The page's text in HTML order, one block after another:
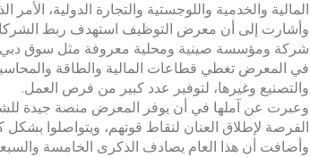
المالية والخدمية واللوجستية والتجارة الدولية،
شركة ومؤسسة صينية ومحلية معروفة مثل سوق دبي
في المعرض تغطي قطاعات المالية والطاقة والمحاسبة
والتصنيع وغيرها، لتوفير عدد كبير من فرص العمل.
وعبرت عن آملها في أن يوفر المعرض منصة جيدة
الفرصة لإطلاق العنان لنقاط قوتهم، ويتواصلوا
وأضافت أن هذا العام يصادف الذكرى الخامسة